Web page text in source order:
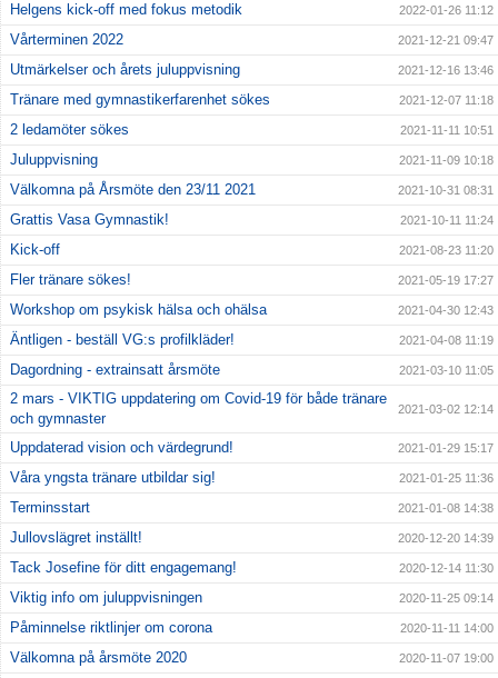
Helgens kick-off med fokus metodik 2022-01-26 11:12
Vårterminen 2022 2021-12-21 09:47
Utmärkelser och årets juluppvisning 2021-12-16 13:46
Tränare med gymnastikerfarenhet sökes 2021-12-07 11:18
2 ledamöter sökes 2021-11-11 10:51
Juluppvisning 2021-11-09 10:18
Välkomna på Årsmöte den 23/11 2021 2021-10-31 08:31
Grattis Vasa Gymnastik! 2021-10-11 11:24
Kick-off 2021-08-23 11:20
Fler tränare sökes! 2021-05-19 17:27
Workshop om psykisk hälsa och ohälsa 2021-04-30 12:43
Äntligen - beställ VG:s profilkläder! 2021-04-08 11:19
Dagordning - extrainsatt årsmöte 2021-03-10 11:05
2 mars - VIKTIG uppdatering om Covid-19 för både tränare
och gymnaster
2021-03-02 12:14
Uppdaterad vision och värdegrund! 2021-01-29 15:17
Våra yngsta tränare utbildar sig! 2021-01-25 11:36
Terminsstart 2021-01-08 14:38
Jullovslägret inställt! 2020-12-20 14:39
Tack Josefine för ditt engagemang! 2020-12-14 11:30
Viktig info om juluppvisningen 2020-11-25 09:14
Påminnelse riktlinjer om corona 2020-11-11 14:00
Välkomna på årsmöte 2020 2020-11-07 19:00